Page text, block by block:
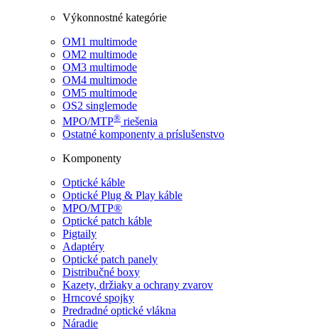
Výkonnostné kategórie
OM1 multimode
OM2 multimode
OM3 multimode
OM4 multimode
OM5 multimode
OS2 singlemode
MPO/MTP® ​ riešenia
Ostatné komponenty a príslušenstvo
Komponenty
Optické káble
Optické Plug & Play káble
MPO/MTP®
Optické patch káble
Pigtaily
Adaptéry
Optické patch panely
Distribučné boxy
Kazety, držiaky a ochrany zvarov
Hrncové spojky
Predradné optické vlákna
Náradie